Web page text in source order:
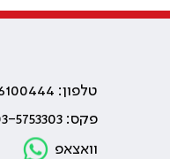
טלפון: 03-6100444
פקס: 03-5753303
וואצאפ